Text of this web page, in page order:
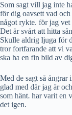
Som sagt vill jag inte
för dig oavsett vad
något rykte. för jag vet
Det är svårt att hitta
Skulle aldrig ljuga för
tror fortfarande att vi
ska ha en fin bild av
Med de sagt så ångrar
glad med där jag är
som hänt. har varit
det igen.